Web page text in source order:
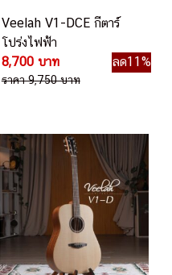
Veelah V1-DCE กีตาร์
โปร่งไฟฟ้า
8,700 บาท
ลด11%
ราคา 9,750 บาท